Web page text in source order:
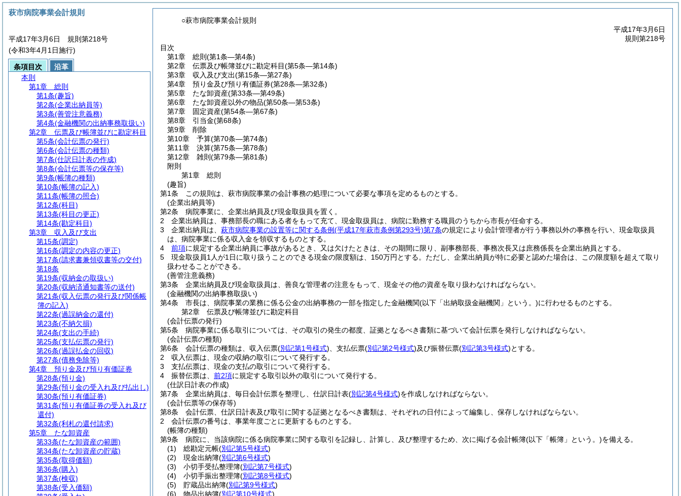
○萩市病院事業会計規則
平成17年3月6日
規則第218号
目次
第1章
総則 (第1条―第4条)
第2章
伝票及び帳簿並びに勘定科目(第5条―第14条)
第3章
収入及び支出(第15条―第27条)
第4章
預り金及び預り有価証券(第28条―第32条)
第5章
たな卸資産(第33条―第49条)
第6章
たな卸資産以外の物品(第50条―第53条)
第7章
固定資産(第54条―第67条)
第8章
引当金(第68条)
第9章
削除
第10章
予算(第70条―第74条)
第11章
決算(第75条―第78条)
第12章
雑則 (第79条―第81条)
附則
第1章
総則
(趣旨)
第1条
この規則は、萩市病院事業の会計事務の処理について必要な事項を定めるものとする。
(企業出納員等)
第2条
病院事業に、企業出納員及び現金取扱員を置く。
2
企業出納員は、事務部長の職にある者をもって充て、現金取扱員は、病院に勤務する職員のうちから市長が任命する。
3
企業出納員は、 萩市病院事業の設置等に関する条例(平成17年萩市条例第293号)第7条の規定により会計管理者が行う事務以外の事務を行い、現金取扱員
は、病院事業に係る収入金を領収するものとする。
4
前項に規定する企業出納員に事故があるとき、又は欠けたときは、その期間に限り、副事務部長、事務次長又は庶務係長を企業出納員とする。
5
現金取扱員1人が1日に取り扱うことのできる現金の限度額は、150万円とする。 ただし、企業出納員が特に必要と認めた場合は、この限度額を超えて取り
扱わせることができる。
(善管注意義務)
第3条
企業出納員及び現金取扱員は、善良な管理者の注意をもって、現金その他の資産を取り扱わなければならない。
(金融機関の出納事務取扱い)
第4条
市長は、病院事業の業務に係る公金の出納事務の一部を指定した金融機関(以下「出納取扱金融機関」という。)に行わせるものとする。
第2章
伝票及び帳簿並びに勘定科目
(会計伝票の発行)
第5条
病院事業に係る取引については、その取引の発生の都度、証拠となるべき書類に基づいて会計伝票を発行しなければならない。
(会計伝票の種類)
第6条
会計伝票の種類は、収入伝票(別記第1号様式) 、支払伝票(別記第2号様式)及び振替伝票(別記第3号様式)とする。
2
収入伝票は、現金の収納の取引について発行する。
3
支払伝票は、現金の支払の取引について発行する。
4
振替伝票は、 前2項に規定する取引以外の取引について発行する。
(仕訳日計表の作成)
第7条
企業出納員は、毎日会計伝票を整理し、仕訳日計表(別記第4号様式)を作成しなければならない。
(会計伝票等の保存等)
第8条
会計伝票、仕訳日計表及び取引に関する証拠となるべき書類は、それぞれの日付によって編集し、保存しなければならない。
2
会計伝票の番号は、事業年度ごとに更新するものとする。
(帳簿の種類)
第9条
病院に、当該病院に係る病院事業に関する取引を記録し、計算し、及び整理するため、次に掲げる会計帳簿(以下「帳簿」という。)を備える。
(1)
総勘定元帳(別記第5号様式)
(2)
現金出納簿(別記第6号様式)
(3)
小切手受払整理簿(別記第7号様式)
(4)
小切手振出整理簿(別記第8号様式)
(5)
貯蔵品出納簿(別記第9号様式)
(6)
物品出納簿(別記第10号様式)
萩市病院事業会計規則
平成17年3月6日 規則第218号
(令和3年4月1日施行)
条項目次
沿革
本則
第1章
総則
第1条(趣旨)
第2条(企業出納員等)
第3条(善管注意義務)
第4条(金融機関の出納事務取扱い)
第2章
伝票及び帳簿並びに勘定科目
第5条(会計伝票の発行)
第6条(会計伝票の種類)
第7条(仕訳日計表の作成)
第8条(会計伝票等の保存等)
第9条(帳簿の種類)
第10条(帳簿の記入)
第11条(帳簿の照合)
第12条(科目)
第13条(科目の更正)
第14条(勘定科目)
第3章
収入及び支出
第15条(調定)
第16条(調定の内容の更正)
第17条(請求書兼領収書等の交付)
第18条
第19条(収納金の取扱い)
第20条(収納済通知書等の送付)
第21条(収入伝票の発行及び関係帳
簿の記入)
第22条(過誤納金の還付)
第23条(不納欠損)
第24条(支出の手続)
第25条(支払伝票の発行)
第26条(過誤払金の回収)
第27条(債務免除等)
第4章
預り金及び預り有価証券
第28条(預り金)
第29条(預り金の受入れ及び払出し)
第30条(預り有価証券)
第31条(預り有価証券の受入れ及び
還付)
第32条(利札の還付請求)
第5章
たな卸資産
第33条(たな卸資産の範囲)
第34条(たな卸資産の貯蔵)
第35条(取得価額)
第36条(購入)
第37条(検収)
第38条(受入価額)